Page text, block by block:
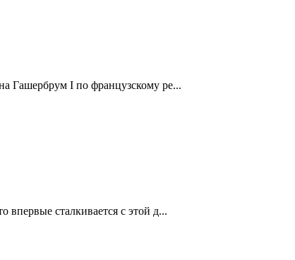
Гашербрум I по французскому ре...
сталкивается с этой д...